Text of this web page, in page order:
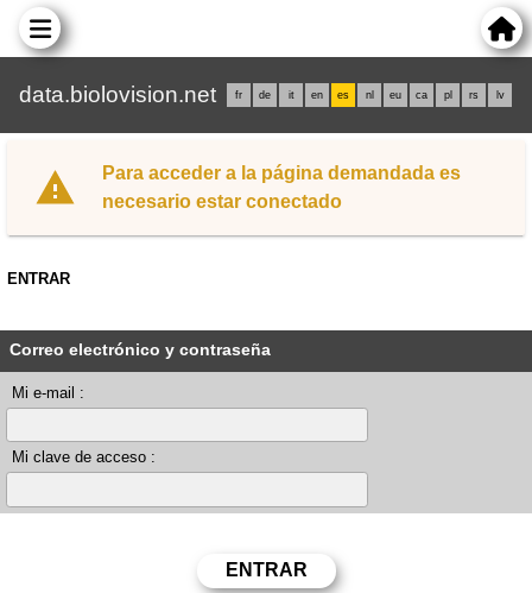
data.biolovision.net fr de it en es nl eu ca pl rs lv
Para acceder a la página demandada es
necesario estar conectado
ENTRAR
Correo electrónico y contraseña
Mi e-mail :
Mi clave de acceso :